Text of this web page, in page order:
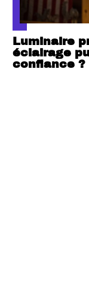
Luminaire
éclairage
confiance ?